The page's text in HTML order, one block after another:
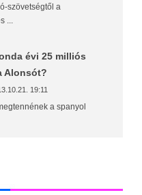
szövetségtől a
...
évi 25 milliós
Alonsót?
19:11
a spanyol